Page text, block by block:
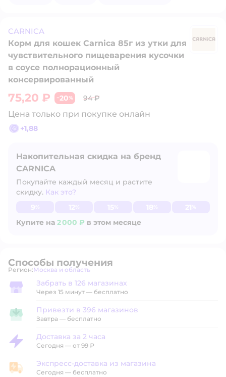
CARNICA
Корм для кошек Carnica 85г из утки для
чувствительного пищеварения кусочки
в соусе полнорационный
консервированный
75,20 ₽ −20% 94 ₽
Цена только при покупке онлайн
+1,88
Накопительная скидка на бренд
CARNICA
Покупайте каждый месяц и растите
скидку. Как это?
Купите на 2 000 ₽ в этом месяце
Узнать больше
Способы получения
Регион: Выбор адреса доставки.
Москва и область
Забрать в магазине
Забрать в 126 магазинах
Через 15 минут — бесплатно
Привезти в магазин
Привезти в 396 магазинов
Завтра — бесплатно
Доставка за 2 часа
Доставка за 2 часа
Сегодня — от 99 ₽
Экспресс-доставка из магазина
Экспресс-доставка из магазина
Сегодня — бесплатно